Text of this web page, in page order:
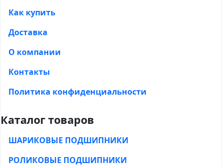
Как купить
Доставка
О компании
Контакты
Политика конфиденциальности
Каталог товаров
ШАРИКОВЫЕ ПОДШИПНИКИ
РОЛИКОВЫЕ ПОДШИПНИКИ